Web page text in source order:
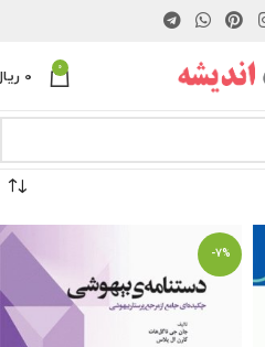
0
0
-7%